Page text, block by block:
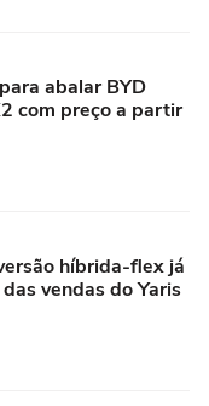
abalar BYD
com preço a partir
híbrida-flex já
vendas do Yaris